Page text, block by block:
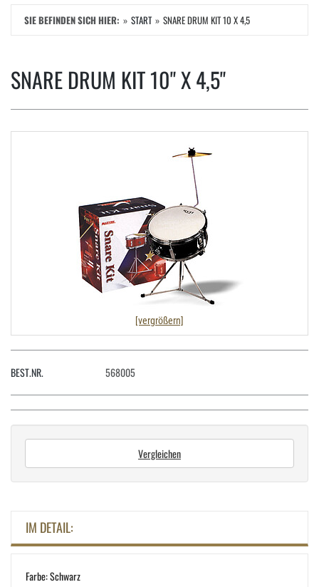
SIE BEFINDEN SICH HIER: START SNARE DRUM KIT 10 X 4,5
SNARE DRUM KIT 10" X 4,5"
[vergrößern]
BEST.NR. 568005
Vergleichen
IM DETAIL:
Farbe: Schwarz